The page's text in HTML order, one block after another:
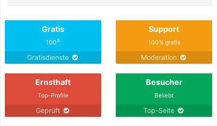
Gratis
100%
Gratisdienste
Support
100% gratis
Moderation
Ernsthaft
Top-Profile
Geprüft
Besucher
Beliebt
Top-Seite